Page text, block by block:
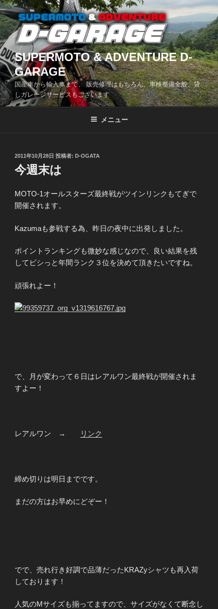
コ
ン
テ
ン
ツ
へ
ス
キ
ッ
SUPERMOTO & ADVENTURE D-
GARAGE
国産車から輸入車まで、 販売修理はもちろん、車検整備全般、貸
しガレージサービスもございます
メニュー
投
稿
日:
2011年10月28日 投稿者: D-OGATA
今週末は
MOTO-1オールスターズ最終戦がツインリンクもてぎで
開催されます。
Kazumaも参戦する為、昨日の夜中に出発しました。
ポイントランキングも微妙な感じなので、良い結果を残
してビシっと年間ランク３位を決めて頂きたいですね。
頑張れよー！
で、月が変わって６日はレアルワン最終戦が開催されま
すよー！
レアルワン → リンク
締め切りは明日までです。
まだの方はお早めにどぞー！
でで、売れ行き好調で品薄だったKRAZyシャツも再入荷
しております！
人気のMサイズも揃ってますので、サイズがなくて断念し